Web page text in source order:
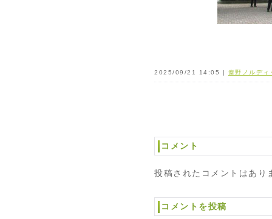
2025/09/21 14:05 | 秦野ノルディ
コメント
投稿されたコメントはあり
コメントを投稿